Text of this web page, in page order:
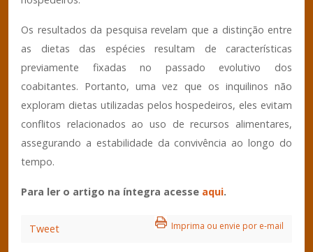
Os resultados da pesquisa revelam que a distinção entre
as dietas das espécies resultam de características
previamente fixadas no passado evolutivo dos
coabitantes. Portanto, uma vez que os inquilinos não
exploram dietas utilizadas pelos hospedeiros, eles evitam
conflitos relacionados ao uso de recursos alimentares,
assegurando a estabilidade da convivência ao longo do
tempo.
Para ler o artigo na íntegra acesse aqui.
Imprima ou envie por e-mail
Tweet